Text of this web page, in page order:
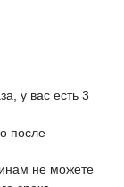
у вас есть 3
после
не можете